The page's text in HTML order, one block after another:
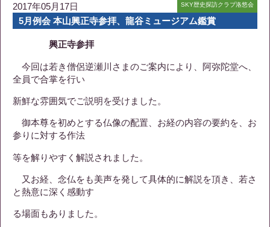
2017年05月17日 SKY歴史探訪クラブ洛悠会
5月例会 本山興正寺参拝、龍谷ミュージアム鑑賞
興正寺参拝
今回は若き僧侶逆瀬川さまのご案内により、阿弥陀堂へ、
全員で合掌を行い
新鮮な雰囲気でご説明を受けました。
御本尊を初めとする仏像の配置、お経の内容の要約を、お
参りに対する作法
等を解りやすく解説されました。
又お経、念仏をも美声を発して具体的に解説を頂き、若さ
と熱意に深く感動す
る場面もありました。